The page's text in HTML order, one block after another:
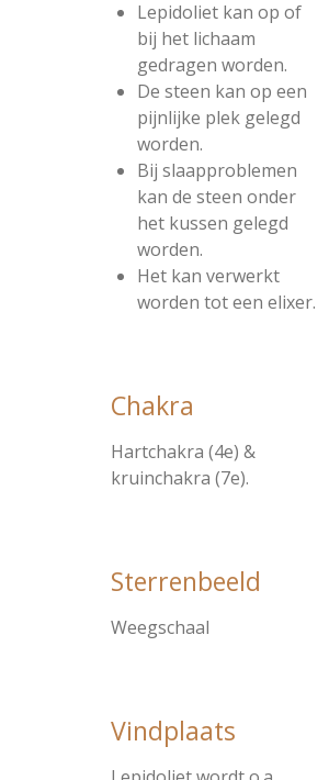
Lepidoliet kan op of
bij het lichaam
gedragen worden.
De steen kan op een
pijnlijke plek gelegd
worden.
Bij slaapproblemen
kan de steen onder
het kussen gelegd
worden.
Het kan verwerkt
worden tot een elixer.
Chakra
Hartchakra (4e) &
kruinchakra (7e).
Sterrenbeeld
Weegschaal
Vindplaats